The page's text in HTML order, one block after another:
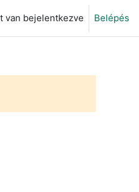
van bejelentkezve Belépés